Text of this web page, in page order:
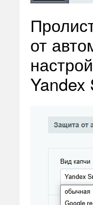
от
Yandex